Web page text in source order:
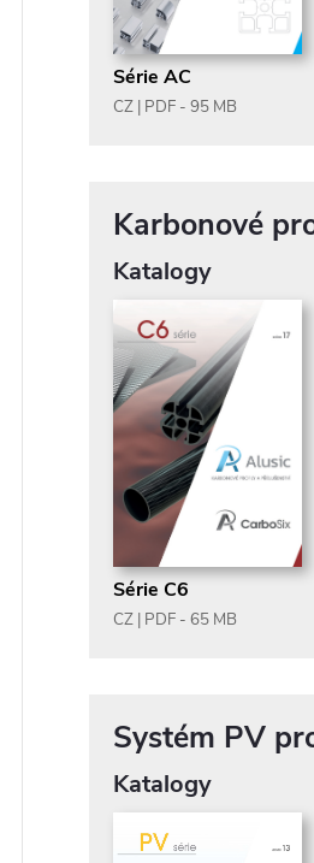
Série AC
CZ | PDF - 95 MB
Karbonové
Katalogy
Série C6
CZ | PDF - 65 MB
Systém PV
Katalogy